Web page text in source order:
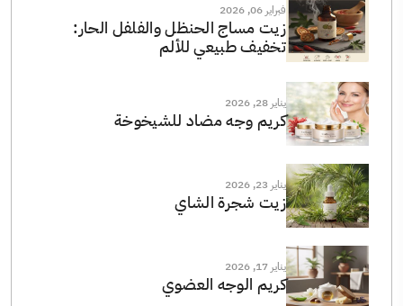
فبراير 06, 2026
زيت مساج الحنظل والفلفل الحار:
تخفيف طبيعي للألم
يناير 28, 2026
كريم وجه مضاد للشيخوخة
يناير 23, 2026
زيت شجرة الشاي
يناير 17, 2026
كريم الوجه العضوي